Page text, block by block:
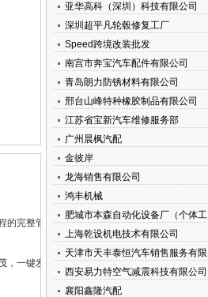
的完整管
，一键发
亚华高科（深圳）科技有限公司
深圳超平凡轮毂修复工厂
Speed跨境改装批发
南宫市奔宝汽车配件有限公司
青岛朗力防锈材料有限公司
邢台山峰特种橡胶制品有限公司
江苏省宝新汽车维修服务部
广州晨枫汽配
金彼岸
龙海销售有限公司
鸿丰机械
肥城市本森自动化设备厂（个体工
上海乾设机电技术有限公司
天津市天丰泰恒汽车销售服务有限
西安易力特空气减震科技有限公司
襄阳鑫隆汽配